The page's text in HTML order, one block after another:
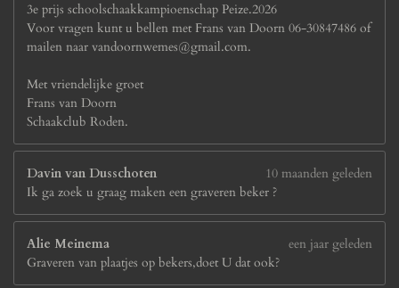
3e prijs schoolschaakkampioenschap Peize.2026
Voor vragen kunt u bellen met Frans van Doorn 06-30847486 of
mailen naar vandoornwemes@gmail.com.
Met vriendelijke groet
Frans van Doorn
Schaakclub Roden.
Davin van Dusschoten
10 maanden geleden
Ik ga zoek u graag maken een graveren beker ?
Alie Meinema
een jaar geleden
Graveren van plaatjes op bekers,doet U dat ook?